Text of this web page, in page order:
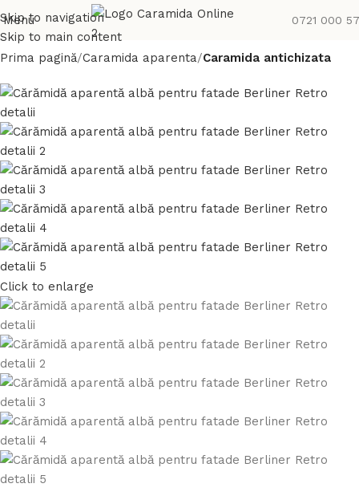
Skip to navigation
Skip to main content
Menu 0721 000
Prima pagină Caramida aparenta Caramida antichizata
Click to enlarge